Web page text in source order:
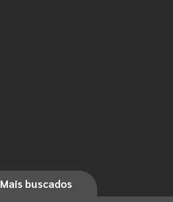
Mais buscados